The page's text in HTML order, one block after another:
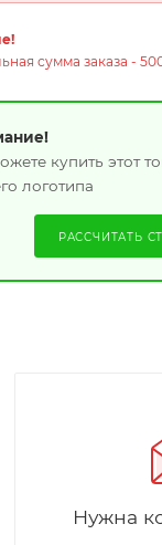
сумма заказа -
купить этот
логотипа
РАССЧИТАТЬ
Нужна